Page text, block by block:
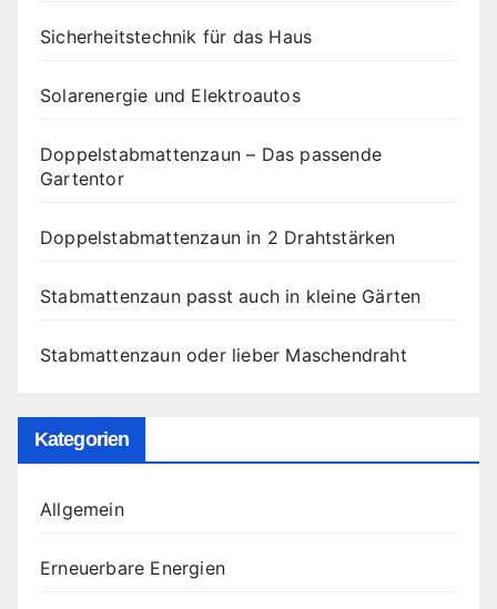
Sicherheitstechnik für das Haus
Solarenergie und Elektroautos
Doppelstabmattenzaun – Das passende
Gartentor
Doppelstabmattenzaun in 2 Drahtstärken
Stabmattenzaun passt auch in kleine Gärten
Stabmattenzaun oder lieber Maschendraht
Kategorien
Allgemein
Erneuerbare Energien